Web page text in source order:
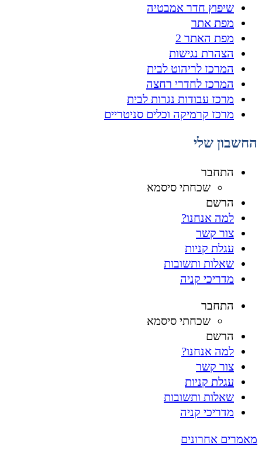
שיפוץ חדר אמבטיה
מפת אתר
מפת האתר 2
הצהרת נגישות
המרכז לריהוט לבית
המרכז לחדרי רחצה
מרכז עבודות נגרות לבית
מרכז קרמיקה וכלים סניטריים
החשבון שלי
התחבר
שכחתי סיסמא
הרשם
למה אנחנו?
צור קשר
עגלת קניות
שאלות ותשובות
מדריכי קניה
התחבר
שכחתי סיסמא
הרשם
למה אנחנו?
צור קשר
עגלת קניות
שאלות ותשובות
מדריכי קניה
מאמרים אחרונים